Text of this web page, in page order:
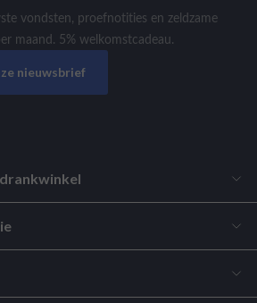
vondsten, proefnotities en zeldzame
maand. 5% welkomstcadeau.
nieuwsbrief